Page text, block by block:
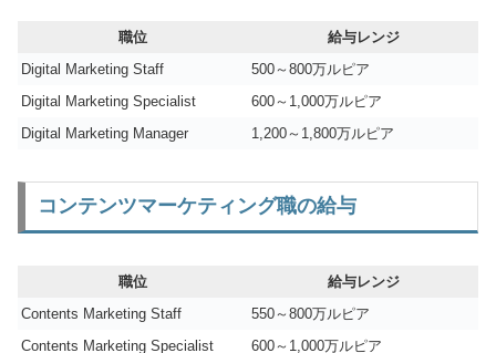
職位
給与レンジ
Digital Marketing Staff
500～800万ルピア
Digital Marketing Specialist
600～1,000万ルピア
Digital Marketing Manager
1,200～1,800万ルピア
コンテンツマーケティング職の給与
職位
給与レンジ
Contents Marketing Staff
550～800万ルピア
Contents Marketing Specialist
600～1,000万ルピア